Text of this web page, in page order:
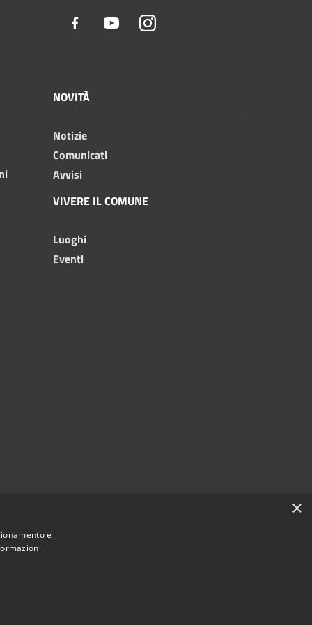
Facebook YoutubeInstagram
NOVITÀ
Notizie
Comunicati
Avvisi
VIVERE IL COMUNE
Luoghi
Eventi
×
e